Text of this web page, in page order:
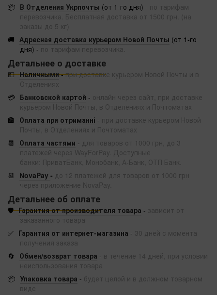
📦 В Отделения Укрпочты (от 1-го дня) - по тарифам
перевозчика. Бесплатная доставка от 1500 грн. (на
заказы до 5 кг)
🚚 Адресная доставка курьером Новой Почты (от 1-го
дня) - по тарифам перевозчика.
Детальнее о доставке
💵 Наличными-при доставке курьером Новой Почты и в
Отделениях
💳 Банковской картой - онлайн через сайт, при доставке
курьером Новой Почты, в Отделениях и Почтоматах
🏦
Оплата при отриманні - при доставке курьером Новой
Почты, в Отделениях и Почтоматах
📆
Оплата частями - для товаров от 1000 грн, до 3
платежей через WayForPay. Доступные
банки: ПриватБанк, Монобанк, А-Банк, ОТП Банк.
📆
NovaPay - до 12 платежей для товаров от 1000 грн
через приложение NovaPay.
Детальнее об оплате
🛡️ Гарантия от производителя товара - зависит от
заказанного товара
✅ Гарантия от интернет-магазина - 30 дней с момента
получения заказа
🔄
Обмен/возврат товара - в течение 14 дней, при условии
неиспользования товара
📦 Упаковка товара - будет целой и в должном товарном
виде